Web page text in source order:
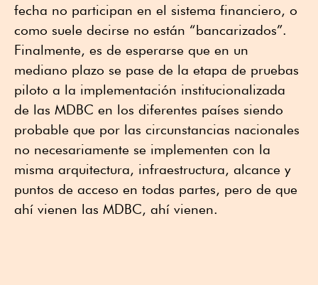
fecha no participan en el sistema financiero, o
como suele decirse no están “bancarizados”.
Finalmente, es de esperarse que en un
mediano plazo se pase de la etapa de pruebas
piloto a la implementación institucionalizada
de las MDBC en los diferentes países siendo
probable que por las circunstancias nacionales
no necesariamente se implementen con la
misma arquitectura, infraestructura, alcance y
puntos de acceso en todas partes, pero de que
ahí vienen las MDBC, ahí vienen.